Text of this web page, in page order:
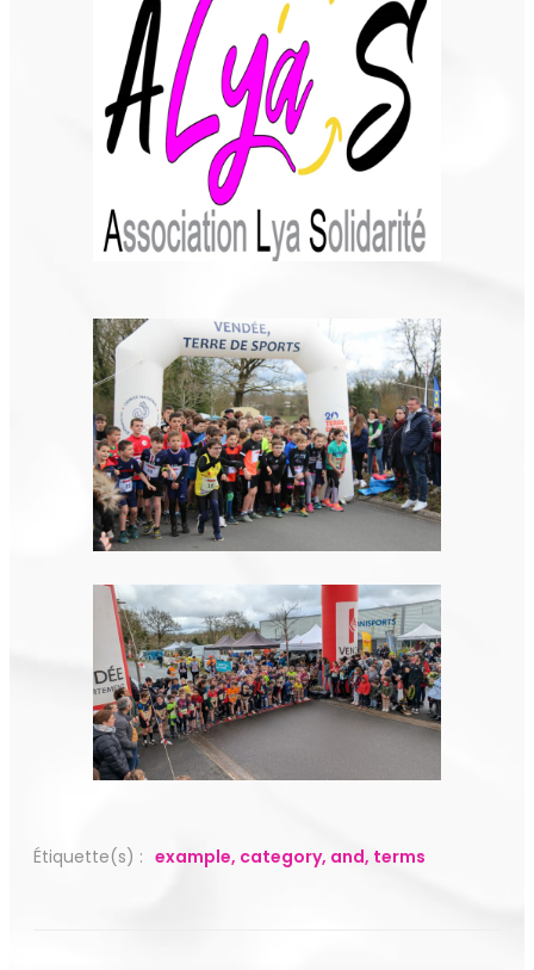
Étiquette(s) : example, category, and, terms